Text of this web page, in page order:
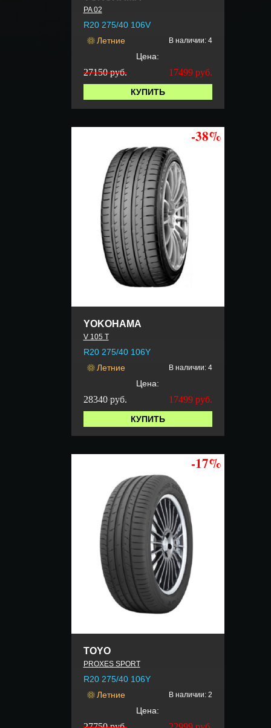
PA 02
R20 275/40 106V
Летние
В наличии: 4
Цена:
27150 руб. 17499 руб.
КУПИТЬ
-38%
YOKOHAMA
V 105 T
R20 275/40 106Y
Летние
В наличии: 4
Цена:
28340 руб. 17499 руб.
КУПИТЬ
-17%
TOYO
PROXES SPORT
R20 275/40 106Y
Летние
В наличии: 2
Цена: